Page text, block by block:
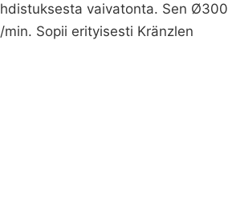
vaivatonta. Sen Ø300
Sopii erityisesti Kränzlen